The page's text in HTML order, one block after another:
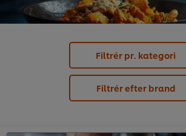
Filtrér pr. kategori
Filtrér efter brand